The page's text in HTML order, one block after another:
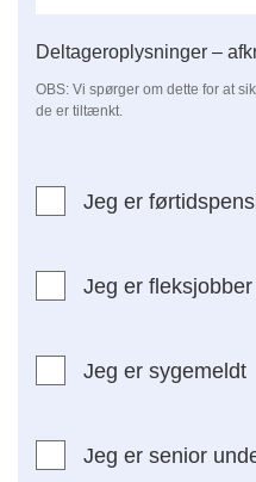
Deltageroplysninger –
OBS: Vi spørger om dette for at
de er tiltænkt.
Jeg er
Jeg er fleksjobber
Jeg er sygemeldt
Jeg er senior